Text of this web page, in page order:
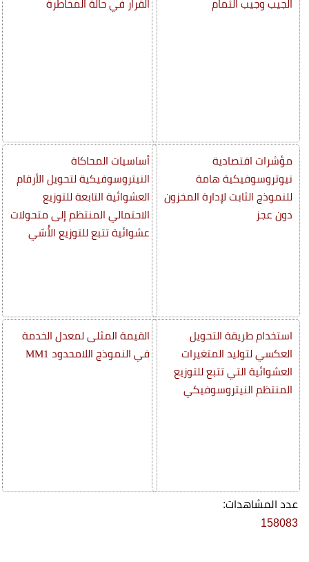
الجيب وجيب التمام
مؤشرات اقتصادية
نيوتروسوفيكية هامة
للنموذج الثابت لإدارة المخزون
دون عجز
استخدام طريقة التحويل
العكسي لتوليد المتغيرات
العشوائية التي تتبع للتوزيع
المنتظم النيتروسوفيكي
القرار في حالة المخاطرة
أساسيات المحاكاة
النيتروسوفيكية لتحويل الأرقام
العشوائية التابعة للتوزيع
الاحتمالي المنتظم إلى متحولات
عشوائية تتبع للتوزيع الأُسّي
القيمة المثلى لمعدل الخدمة
في النموذج اللامحدود MM1
عدد المشاهدات:
158083